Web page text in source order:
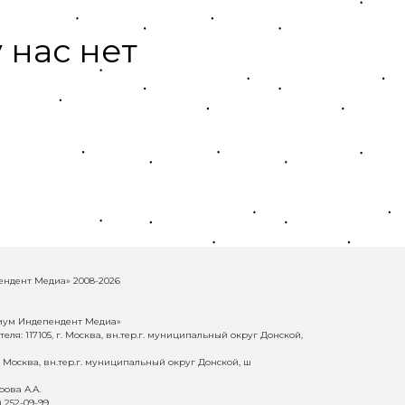
нет
Медиа» 2008-2026
Индепендент Медиа»
117105, г. Москва, вн.тер.г. муниципальный округ Донской,
Москва, вн.тер.г. муниципальный округ Донской, ш
А.А.